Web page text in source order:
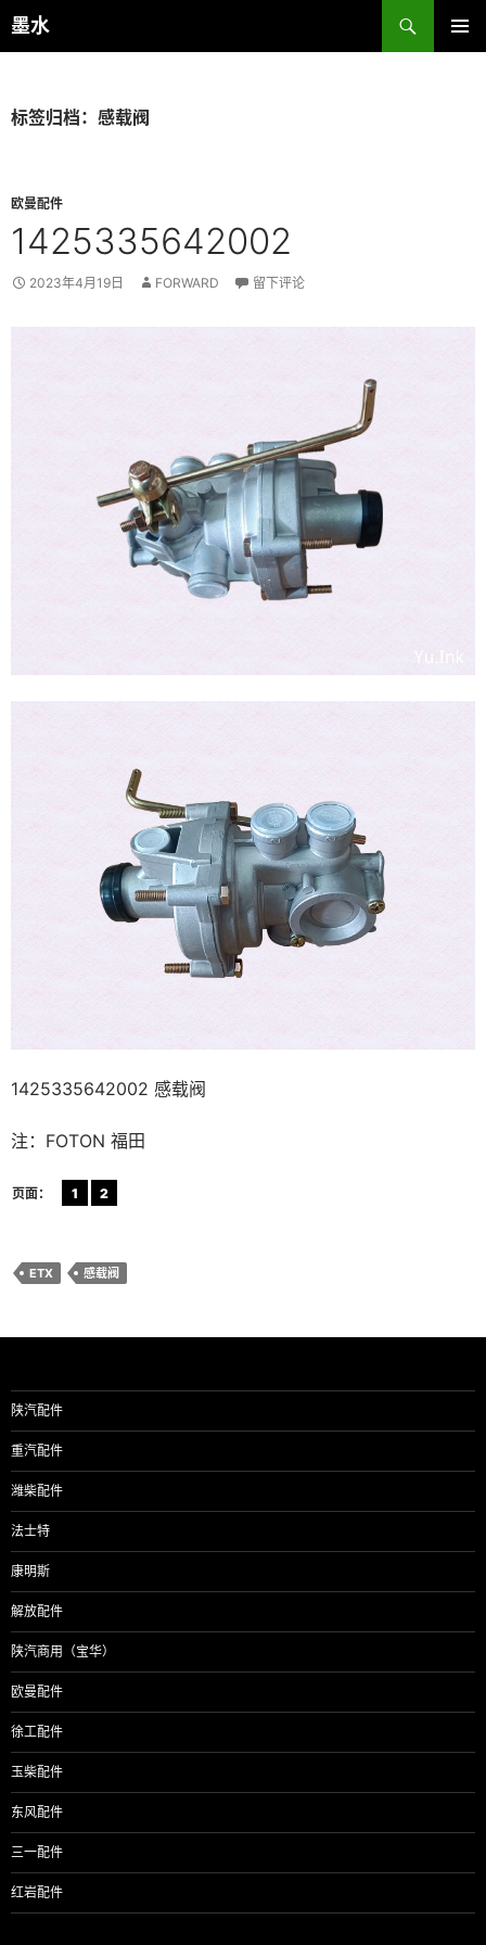
跳
至
墨水
搜
索
标签归档：感载阀
欧曼配件
1425335642002
2023年4月19日 FORWARD 留下评论
1425335642002 感载阀
注：FOTON 福田
页面： 1 2
ETX 感载阀
陕汽配件
重汽配件
潍柴配件
法士特
康明斯
解放配件
陕汽商用（宝华）
欧曼配件
徐工配件
玉柴配件
东风配件
三一配件
红岩配件